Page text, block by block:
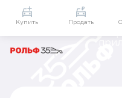
Приложение
Мой РОЛЬФ
Купить Продать